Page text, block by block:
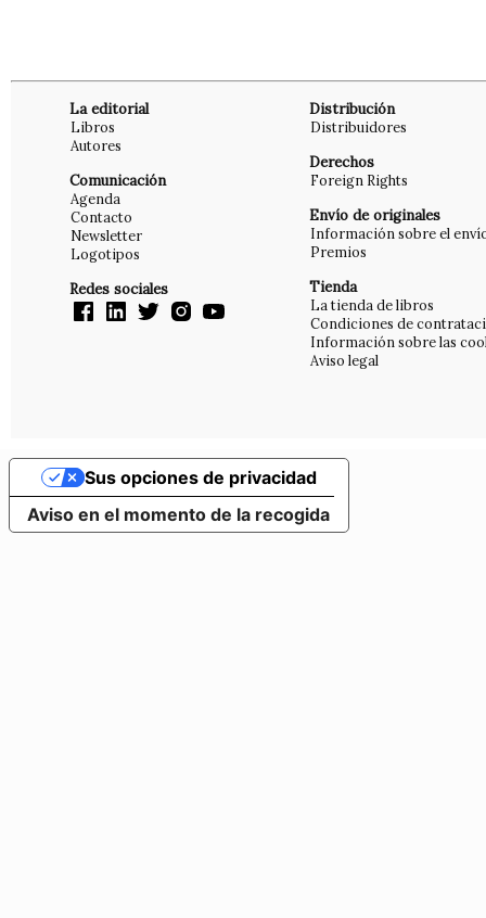
La editorial
Libros
Autores
Comunicación
Agenda
Contacto
Newsletter
Logotipos
Redes sociales
Distribución
Distribuidores
Derechos
Foreign Rights
Envío de originales
Información sobre el
Premios
Tienda
La tienda de libros
Condiciones de
Información sobre las
Aviso legal
Aviso en el momento de la recogida
Sus opciones de privacidad